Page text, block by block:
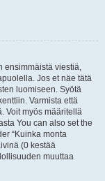
ensimmäistä viestiä,
Jos et näe tätä
luomiseen. Syötä
Varmista että
Voit myös määritellä
You can also set the
“Kuinka monta
(0 kestää
muuttaa